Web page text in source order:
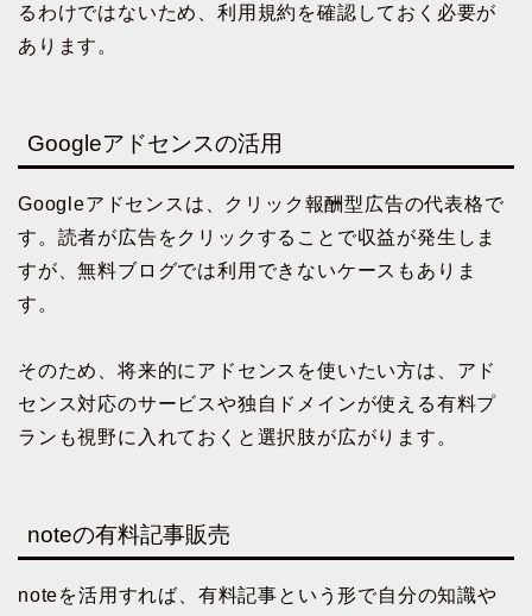
るわけではないため、利用規約を確認しておく必要が
あります。
Googleアドセンスの活用
Googleアドセンスは、クリック報酬型広告の代表格で
す。読者が広告をクリックすることで収益が発生しま
すが、無料ブログでは利用できないケースもありま
す。
そのため、将来的にアドセンスを使いたい方は、アド
センス対応のサービスや独自ドメインが使える有料プ
ランも視野に入れておくと選択肢が広がります。
noteの有料記事販売
noteを活用すれば、有料記事という形で自分の知識や